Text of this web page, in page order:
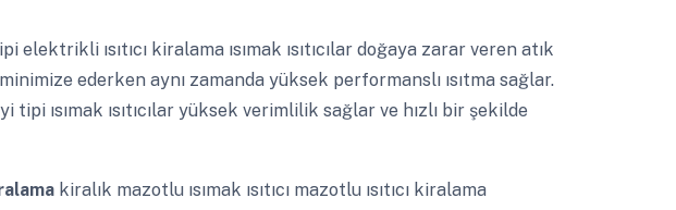
elektrikli ısıtıcı kiralama ısımak ısıtıcılar doğaya zarar veren atık
ederken aynı zamanda yüksek performanslı ısıtma sağlar.
tipi ısımak ısıtıcılar yüksek verimlilik sağlar ve hızlı bir şekilde
kiralık mazotlu ısımak ısıtıcı mazotlu ısıtıcı kiralama